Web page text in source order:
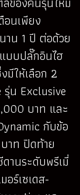
อนเพียง
น 1 ปี ต่อด้วย
บบปลั๊กอินไฮ
มีให้เลือก 2
รุ่น Exclusive
บาท และ
กับข้อ
าท ปิดท้าย
านระดับพรีเมี่
ร์เซเดส-